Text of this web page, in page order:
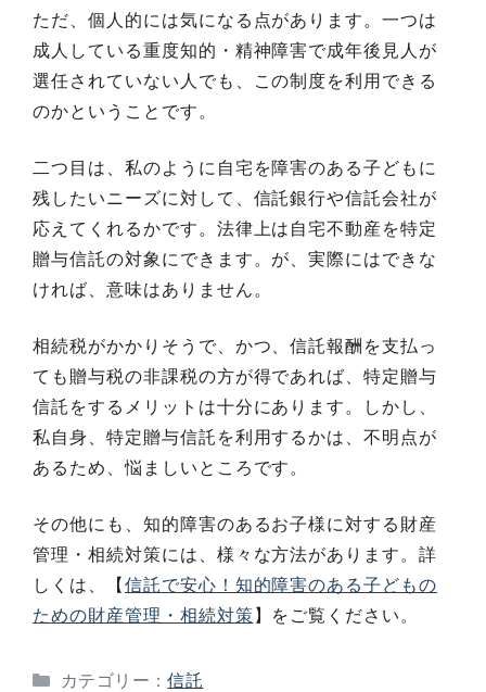
ただ、個人的には気になる点があります。一つは
成人している重度知的・精神障害で成年後見人が
選任されていない人でも、この制度を利用できる
のかということです。
二つ目は、私のように自宅を障害のある子どもに
残したいニーズに対して、信託銀行や信託会社が
応えてくれるかです。法律上は自宅不動産を特定
贈与信託の対象にできます。が、実際にはできな
ければ、意味はありません。
相続税がかかりそうで、かつ、信託報酬を支払っ
ても贈与税の非課税の方が得であれば、特定贈与
信託をするメリットは十分にあります。しかし、
私自身、特定贈与信託を利用するかは、不明点が
あるため、悩ましいところです。
その他にも、知的障害のあるお子様に対する財産
管理・相続対策には、様々な方法があります。詳
しくは、【信託で安心！知的障害のある子どもの
ための財産管理・相続対策】をご覧ください。
カテゴリー：信託